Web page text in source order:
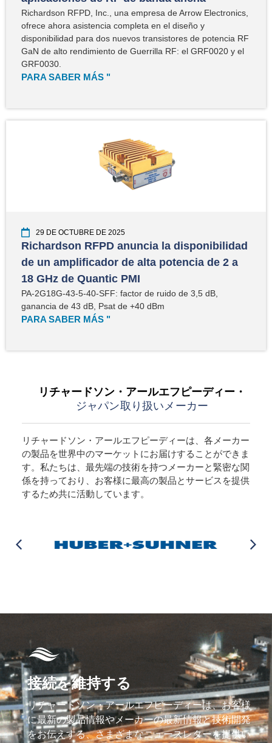
Richardson RFPD, Inc., una empresa de Arrow Electronics,
ofrece ahora asistencia completa en el diseño y
disponibilidad para dos nuevos transistores de potencia RF
GaN de alto rendimiento de Guerrilla RF: el GRF0020 y el
GRF0030.
PARA SABER MÁS "
29 DE OCTUBRE DE 2025
Richardson RFPD anuncia la disponibilidad
de un amplificador de alta potencia de 2 a
18 GHz de Quantic PMI
PA-2G18G-43-5-40-SFF: factor de ruido de 3,5 dB,
ganancia de 43 dB, Psat de +40 dBm
PARA SABER MÁS "
リチャードソン・アールエフピーディー・
ジャパン取り扱いメーカー
リチャードソン・アールエフピーディーは、各メーカー
の製品を世界中のマーケットにお届けすることができま
す。私たちは、最先端の技術を持つメーカーと緊密な関
係を持っており、お客様に最高の製品とサービスを提供
するため共に活動しています。
接続を維持する
リチャードソン・アールエフピーディーは、お客様
に最新の製品情報やメーカーの最新情報と技術開発
をお伝えする、さまざまなニュースレターを提供い